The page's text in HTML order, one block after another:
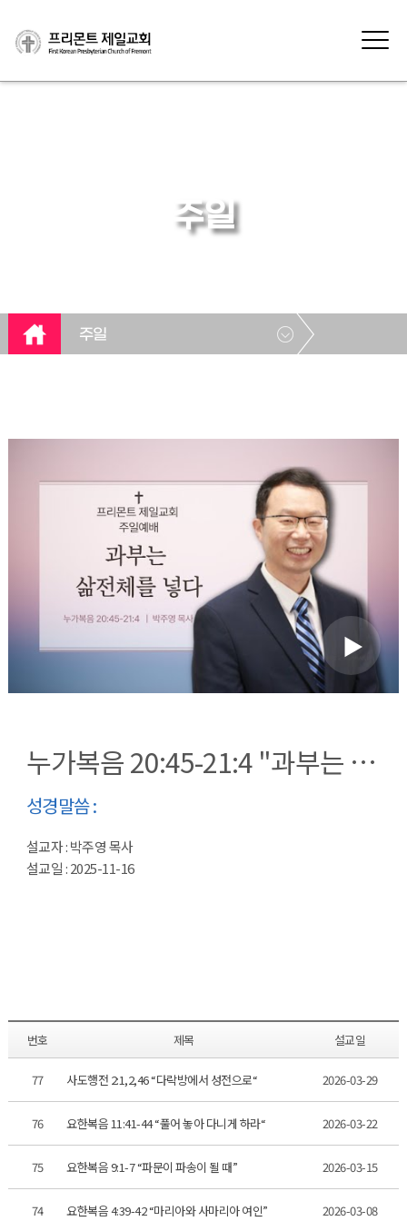
주일
주일
누가복음 20:45-21:4 "과부는 삶 전체를 넣다"
성경말씀 :
설교자 : 박주영 목사
설교일 : 2025-11-16
번호 제목 설교일
77 사도행전 2:1,2,46 “다락방에서 성전으로“ 2026-03-29
76 요한복음 11:41-44 “풀어 놓아 다니게 하라“ 2026-03-22
75 요한복음 9:1-7 “파문이 파송이 될 때” 2026-03-15
74 요한복음 4:39-42 “마리아와 사마리아 여인” 2026-03-08